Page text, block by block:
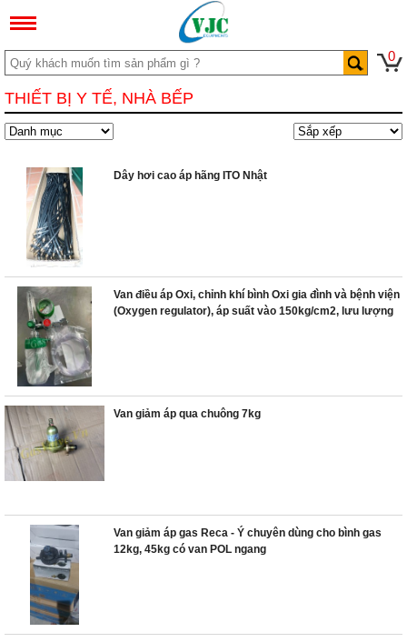
0
THIẾT BỊ Y TẾ, NHÀ BẾP
Dây hơi cao áp hãng ITO Nhật
Van điều áp Oxi, chỉnh khí bình Oxi gia đình và bệnh viện
(Oxygen regulator), áp suất vào 150kg/cm2, lưu lượng
Van giảm áp qua chuông 7kg
Van giảm áp gas Reca - Ý chuyên dùng cho bình gas
12kg, 45kg có van POL ngang